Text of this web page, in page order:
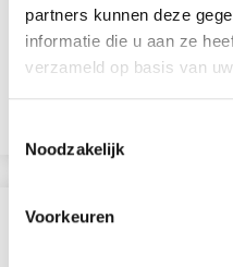
partners kunnen deze
informatie die u aan ze
verzameld op basis van
Noodzakelijk
Voorkeuren
BROER 15 X 6 X 7 CM
ANDEREN KOCHTEN OOK